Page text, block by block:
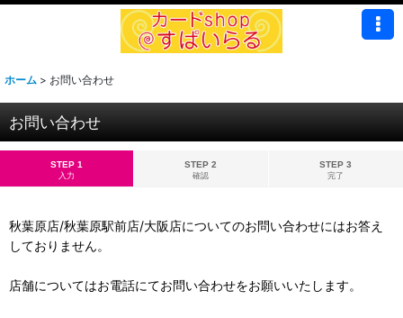
ホーム > お問い合わせ
お問い合わせ
STEP 1
入力
STEP 2
確認
STEP 3
完了
秋葉原店/秋葉原駅前店/大阪店についてのお問い合わせにはお答え
しておりません。
店舗についてはお電話にてお問い合わせをお願いいたします。